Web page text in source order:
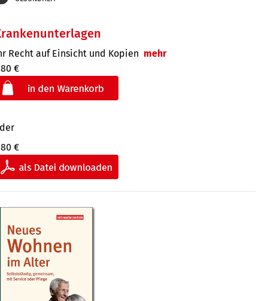
Recht auf Einsicht und Kopien mehr
€
€